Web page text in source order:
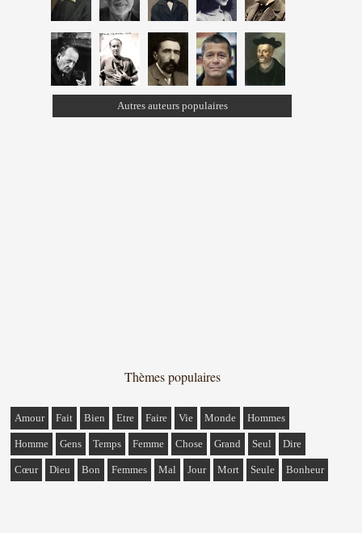
Autres auteurs populaires
Thèmes populaires
Amour Fait Bien Etre Faire Vie Monde Hommes
Homme Gens Temps Femme Chose Grand Seul Dire
Cœur Dieu Bon Femmes Mal Jour Mort Seule Bonheur